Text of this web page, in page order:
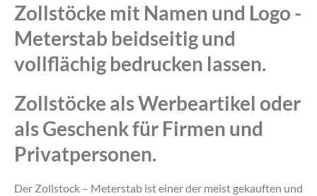
Zollstöcke mit Namen und Logo -
Meterstab beidseitig und
vollflächig bedrucken lassen.
Zollstöcke als Werbeartikel oder
als Geschenk für Firmen und
Privatpersonen.
Der Zollstock – Meterstab ist einer der meist gekauften und